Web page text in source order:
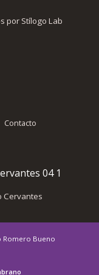
por Stílogo Lab
Contacto
Cervantes
Romero Bueno